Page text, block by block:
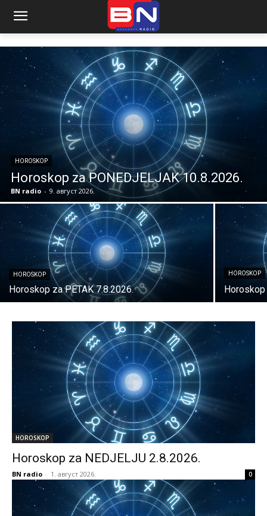
HOROSKOP
Horoskop za PONEDJELJAK 10.8.2026.
BN radio - 9. август 2026.
HOROSKOP
Horoskop za PETAK 7.8.2026.
HOROSKOP
Horoskop
HOROSKOP
Horoskop za NEDJELJU 2.8.2026.
BN radio - 1. август 2026. 0